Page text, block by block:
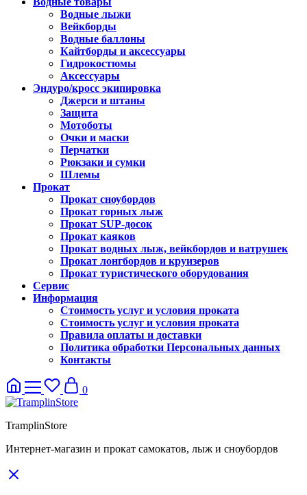
Водные лыжи
Вейкборды
Водные баллоны
Кайтборды и аксессуары
Гидрокостюмы
Аксессуары
Эндуро/кросс экипировка
Джерси и штаны
Защита
Мотоботы
Очки и маски
Перчатки
Рюкзаки и сумки
Шлемы
Прокат
Прокат сноубордов
Прокат горных лыж
Прокат SUP-досок
Прокат каяков
Прокат водных лыж, вейкбордов и ватрушек
Прокат лонгбордов и круизеров
Прокат туристического оборудования
Сервис
Информация
Стоимость услуг и условия проката
Стоимость услуг и условия проката
Правила оплаты и доставки
Политика обработки Персональных данных
Контакты
0
TramplinStore
Интернет-магазин и прокат самокатов, лыж и сноубордов